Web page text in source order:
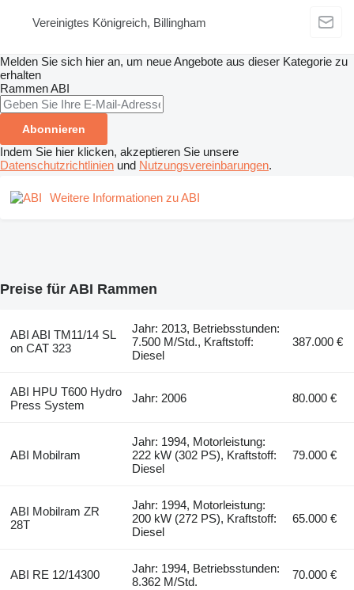
Vereinigtes Königreich, Billingham
Melden Sie sich hier an, um neue Angebote aus dieser Kategorie zu
erhalten
RammenABI
Abonnieren
Indem Sie hier klicken, akzeptieren Sie unsere
Datenschutzrichtlinien und Nutzungsvereinbarungen.
Weitere Informationen zu ABI
Preise für ABI Rammen
ABI ABI TM11/14 SL
on CAT 323
Jahr: 2013, Betriebsstunden:
7.500 M/Std., Kraftstoff:
Diesel
387.000 €
ABI HPU T600 Hydro
Press System
Jahr: 2006 80.000 €
ABI Mobilram
Jahr: 1994, Motorleistung:
222 kW (302 PS), Kraftstoff:
Diesel
79.000 €
ABI Mobilram ZR
28T
Jahr: 1994, Motorleistung:
200 kW (272 PS), Kraftstoff:
Diesel
65.000 €
ABI RE 12/14300
Jahr: 1994, Betriebsstunden:
8.362 M/Std.
70.000 €